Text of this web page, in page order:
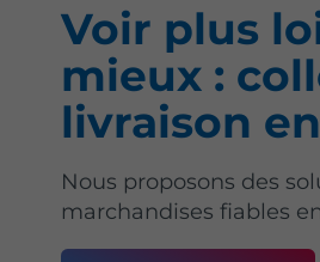
Voir plus
mieux :
livraison
Nous proposons des
marchandises fiables